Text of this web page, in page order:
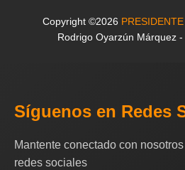
Copyright ©2026
Rodrigo Oyarzún Márquez -
Síguenos en Redes
Mantente conectado con
redes sociales